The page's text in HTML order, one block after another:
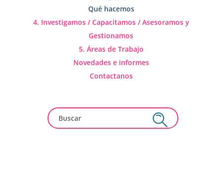
Qué hacemos
4. Investigamos / Capacitamos / Asesoramos y
Gestionamos
5. Áreas de Trabajo
Novedades e informes
Contactanos